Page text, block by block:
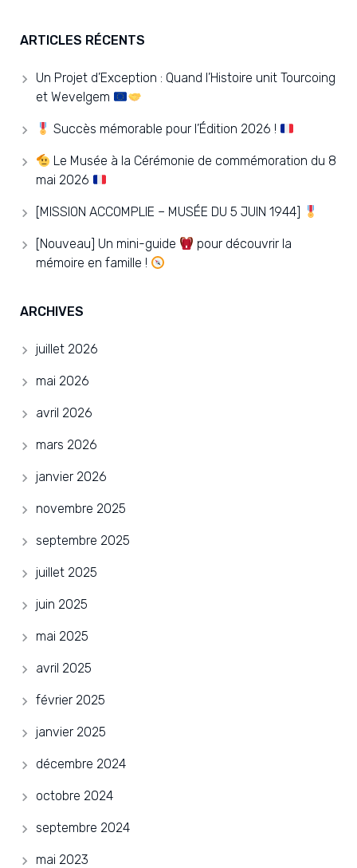
ARTICLES RÉCENTS
Un Projet d’Exception : Quand l’Histoire unit Tourcoing
et Wevelgem
Succès mémorable pour l’Édition 2026 !
Le Musée à la Cérémonie de commémoration du 8
mai 2026
[MISSION ACCOMPLIE – MUSÉE DU 5 JUIN 1944]
[Nouveau] Un mini-guide
pour découvrir la
mémoire en famille !
ARCHIVES
juillet 2026
mai 2026
avril 2026
mars 2026
janvier 2026
novembre 2025
septembre 2025
juillet 2025
juin 2025
mai 2025
avril 2025
février 2025
janvier 2025
décembre 2024
octobre 2024
septembre 2024
mai 2023